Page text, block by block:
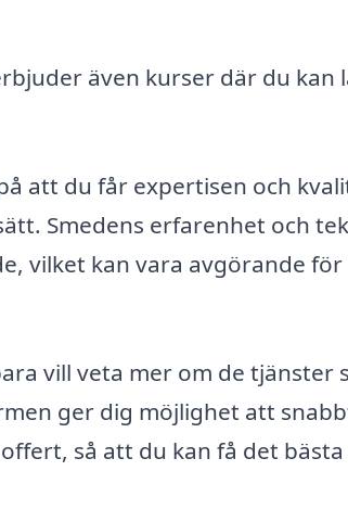
även kurser där du kan
att du får expertisen och
Smedens erfarenhet och
vilket kan vara avgörande
vill veta mer om de tjänster
ger dig möjlighet att
så att du kan få det bästa